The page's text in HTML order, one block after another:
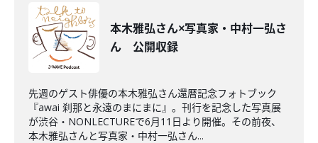
本木雅弘さん×写真家・中村一弘さ
ん 公開収録
先週のゲスト俳優の本木雅弘さん還暦記念フォトブック
『awai 刹那と永遠のまにまに』。刊行を記念した写真展
が渋谷・NONLECTUREで6月11日より開催。その前夜、
本木雅弘さんと写真家・中村一弘さん...